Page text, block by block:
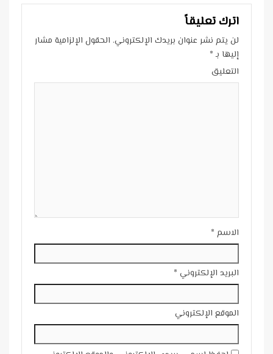
اترك تعليقاً
لن يتم نشر عنوان بريدك الإلكتروني. الحقول الإلزامية مشار
إليها بـ*
التعليق
الاسم *
البريد الإلكتروني *
الموقع الإلكتروني